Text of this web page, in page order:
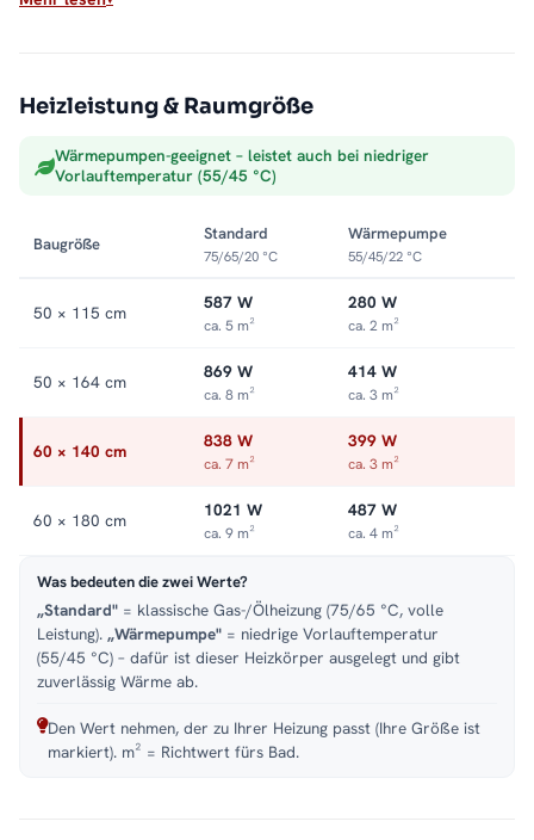
Max. Betriebsdruck: 5 bar
Sauber ins Heizsystem integriert
der Zentralheizung und wandelt deren Wärme in trockene,
Auflegen leicht, die Optik bleibt aufgeräumt. Alle Größen und
Ausführungen finden Sie in der Kategorie
Handtuchheizkörper
Heizleistung & Raumgröße
Wärmepumpen-geeignet – leistet auch bei niedriger
Vorlauftemperatur (55/45 °C)
Baugröße
Standard
75/65/20 °C
Wärmepumpe
55/45/22 °C
50 × 115 cm 587 W
ca. 5 m²
280 W
ca. 2 m²
50 × 164 cm 869 W
ca. 8 m²
414 W
ca. 3 m²
60 × 140 cm 838 W
ca. 7 m²
399 W
ca. 3 m²
60 × 180 cm 1021 W
ca. 9 m²
487 W
ca. 4 m²
Was bedeuten die zwei Werte?
„Standard" = klassische Gas-/Ölheizung (75/65 °C, volle
Leistung). „Wärmepumpe" = niedrige Vorlauftemperatur
(55/45 °C) – dafür ist dieser Heizkörper ausgelegt und gibt
zuverlässig Wärme ab.
Den Wert nehmen, der zu Ihrer Heizung passt (Ihre Größe ist
markiert). m² = Richtwert fürs Bad.